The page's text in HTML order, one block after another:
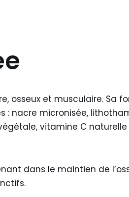
osseux et musculaire. Sa
: nacre micronisée,
vitamine C naturelle
dans le maintien de